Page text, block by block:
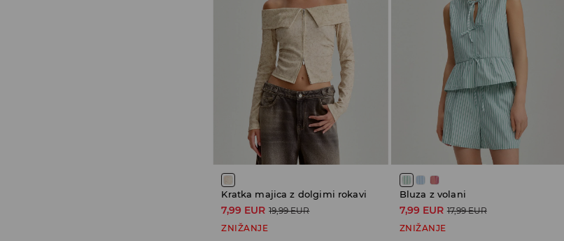
Kratka majica z dolgimi rokavi
7,99 EUR 19,99 EUR
ZNIŽANJE
Bluza z volani
7,99 EUR 17,99 EUR
ZNIŽANJE